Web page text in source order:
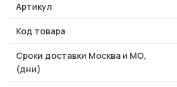
Артикул
Код товара
Сроки доставки Москва и МО,
(дни)